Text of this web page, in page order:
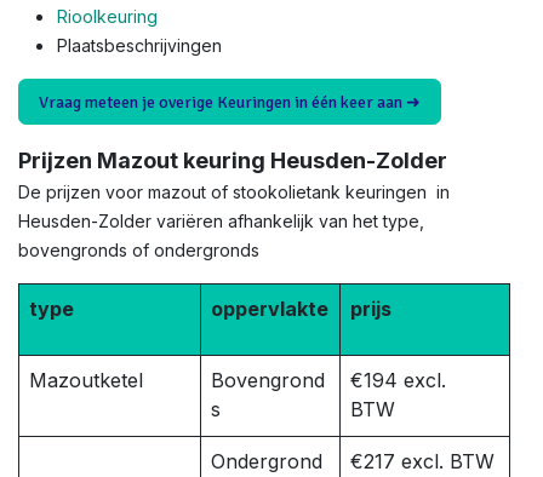
Rioolkeuring
Plaatsbeschrijvingen
Vraag meteen je overige Keuringen in één keer aan ➜
Prijzen Mazout keuring Heusden-Zolder
De prijzen voor mazout of stookolietank keuringen in
Heusden-Zolder variëren afhankelijk van het type,
bovengronds of ondergronds
type oppervlakte prijs
Mazoutketel
Bovengrond
s
€194 excl.
BTW
Ondergrond
€217 excl. BTW